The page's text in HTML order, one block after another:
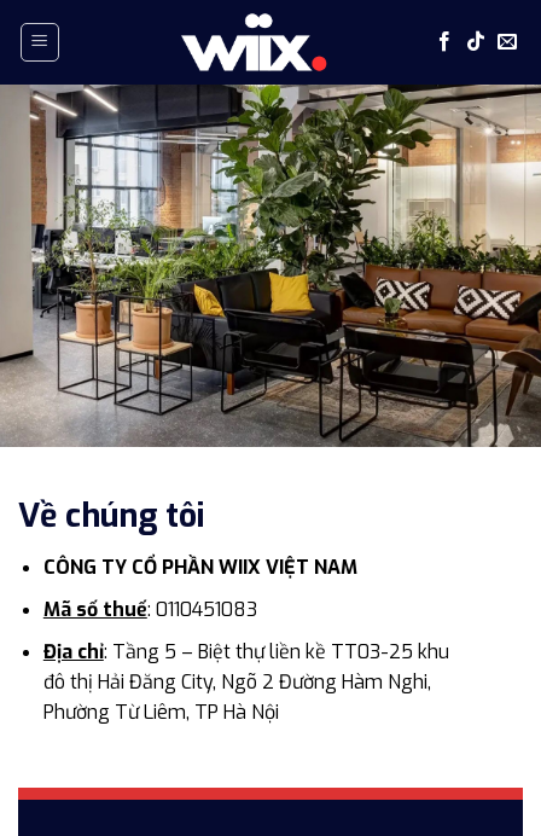
Về chúng tôi
CÔNG TY CỔ PHẦN WIIX VIỆT NAM
Mã số thuế: 0110451083
Địa chỉ: Tầng 5 – Biệt thự liền kề TT03-25 khu
đô thị Hải Đăng City, Ngõ 2 Đường Hàm Nghi,
Phường Từ Liêm, TP Hà Nội